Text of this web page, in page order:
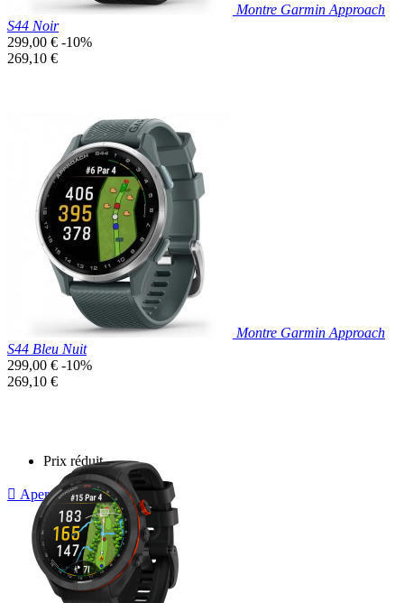
Montre Garmin Approach
S44 Noir
Prix
de
299,00 € -10%
Prix
269,10 €
Prix réduit
Aperçu rapide
Montre Garmin Approach
S44 Bleu Nuit
Prix
de
299,00 € -10%
Prix
269,10 €
Prix réduit
 Aperçu rapide